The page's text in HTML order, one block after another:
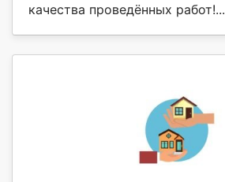
качества проведённых работ!...